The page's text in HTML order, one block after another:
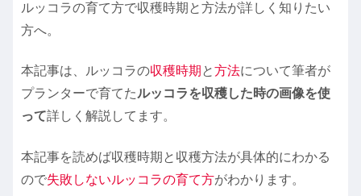
ルッコラの育て方で収穫時期と方法が詳しく知りたい
方へ。
本記事は、ルッコラの収穫時期 と方法について筆者が
プランターで育てたルッコラを収穫した時の画像を使
って詳しく解説してます。
本記事を読めば収穫時期と収穫方法が具体的にわかる
ので失敗しないルッコラの育て方がわかります。